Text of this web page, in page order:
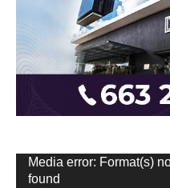
Reproductor
de
Media error: Format(s)
found